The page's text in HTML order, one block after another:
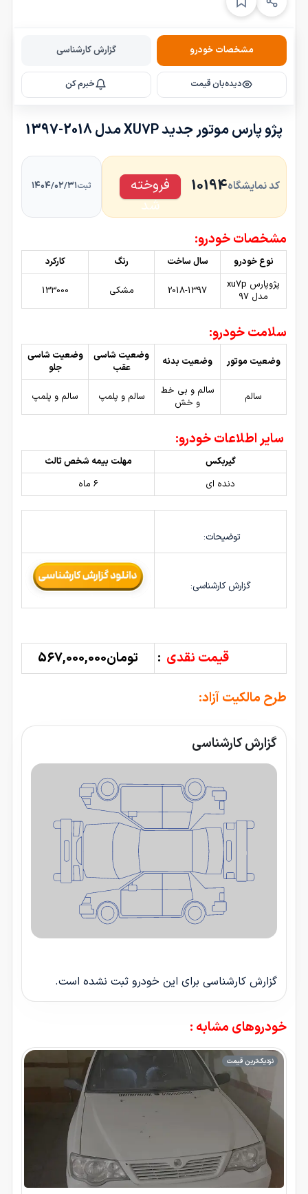
مشخصات خودرو گزارش کارشناسی
دیده‌بان قیمت خبرم کن
پژو پارس موتور جدید XU7P مدل 2018-1397
کد نمایشگاه10194
فروخته
شد
ثبت۱۴۰۴/۰۲/۳۱
مشخصات خودرو:
نوع خودرو سال ساخت رنگ
کارکرد
پژوپارس xu7p
مدل ۹۷
2018-1397 مشکی 133000
سلامت خودرو:
وضعیت موتور وضعیت بدنه
وضعیت شاسی
عقب
وضعیت شاسی
جلو
سالم
سالم و بی خط
و خش
سالم و پلمپ سالم و پلمپ
سایر اطلاعات خودرو:
گیربکس
مهلت بیمه شخص ثالث
دنده ای
6 ماه
توضیحات:
گزارش کارشناسی:
قیمت نقدی : تومان567,000,000
طرح مالکیت آزاد:
گزارش کارشناسی
گزارش کارشناسی برای این خودرو ثبت نشده است.
خودروهای مشابه :
نزدیک‌ترین قیمت